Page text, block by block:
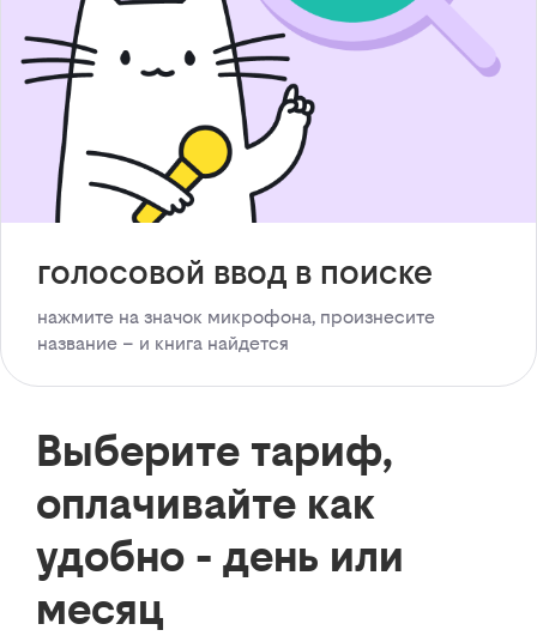
голосовой ввод в поиске
нажмите на значок микрофона, произнесите
название – и книга найдется
Выберите тариф,
оплачивайте как
удобно - день или
месяц